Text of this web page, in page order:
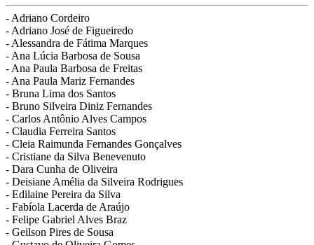
- Adriano Cordeiro
- Adriano José de Figueiredo
- Alessandra de Fátima Marques
- Ana Lúcia Barbosa de Sousa
- Ana Paula Barbosa de Freitas
- Ana Paula Mariz Fernandes
- Bruna Lima dos Santos
- Bruno Silveira Diniz Fernandes
- Carlos Antônio Alves Campos
- Claudia Ferreira Santos
- Cleia Raimunda Fernandes Gonçalves
- Cristiane da Silva Benevenuto
- Dara Cunha de Oliveira
- Deisiane Amélia da Silveira Rodrigues
- Edilaine Pereira da Silva
- Fabíola Lacerda de Araújo
- Felipe Gabriel Alves Braz
- Geilson Pires de Sousa